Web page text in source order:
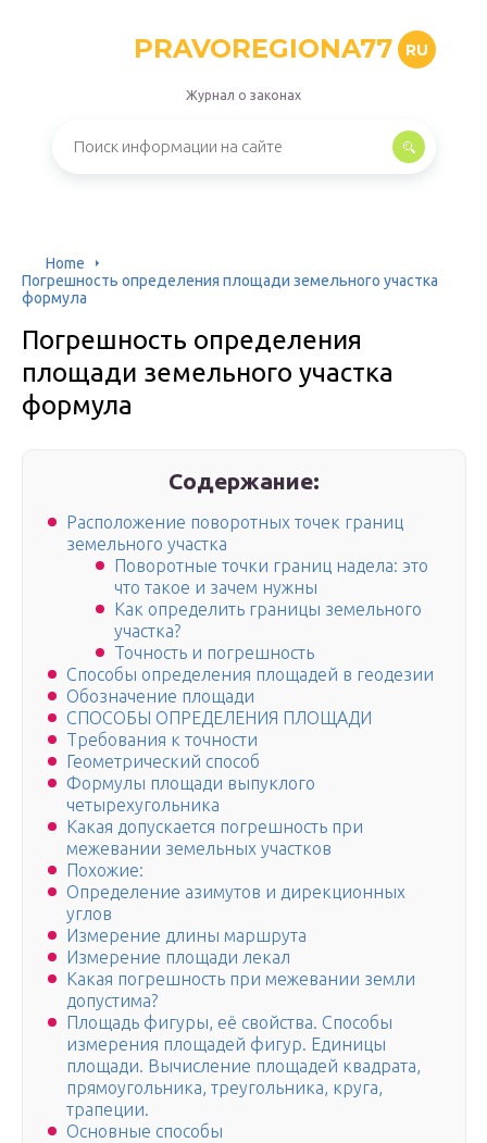
PRAVOREGIONA77 RU
Журнал о законах
Home
Погрешность определения площади земельного участка
формула
Погрешность определения
площади земельного участка
формула
Содержание:
Расположение поворотных точек границ
земельного участка
Поворотные точки границ надела: это
что такое и зачем нужны
Как определить границы земельного
участка?
Точность и погрешность
Cпособы определения площадей в геодезии
Обозначение площади
СПОСОБЫ ОПРЕДЕЛЕНИЯ ПЛОЩАДИ
Требования к точности
Геометрический способ
Формулы площади выпуклого
четырехугольника
Какая допускается погрешность при
межевании земельных участков
Похожие:
Определение азимутов и дирекционных
углов
Измерение длины маршрута
Измерение площади лекал
Какая погрешность при межевании земли
допустима?
Площадь фигуры, её свойства. Способы
измерения площадей фигур. Единицы
площади. Вычисление площадей квадрата,
прямоугольника, треугольника, круга,
трапеции.
Основные способы